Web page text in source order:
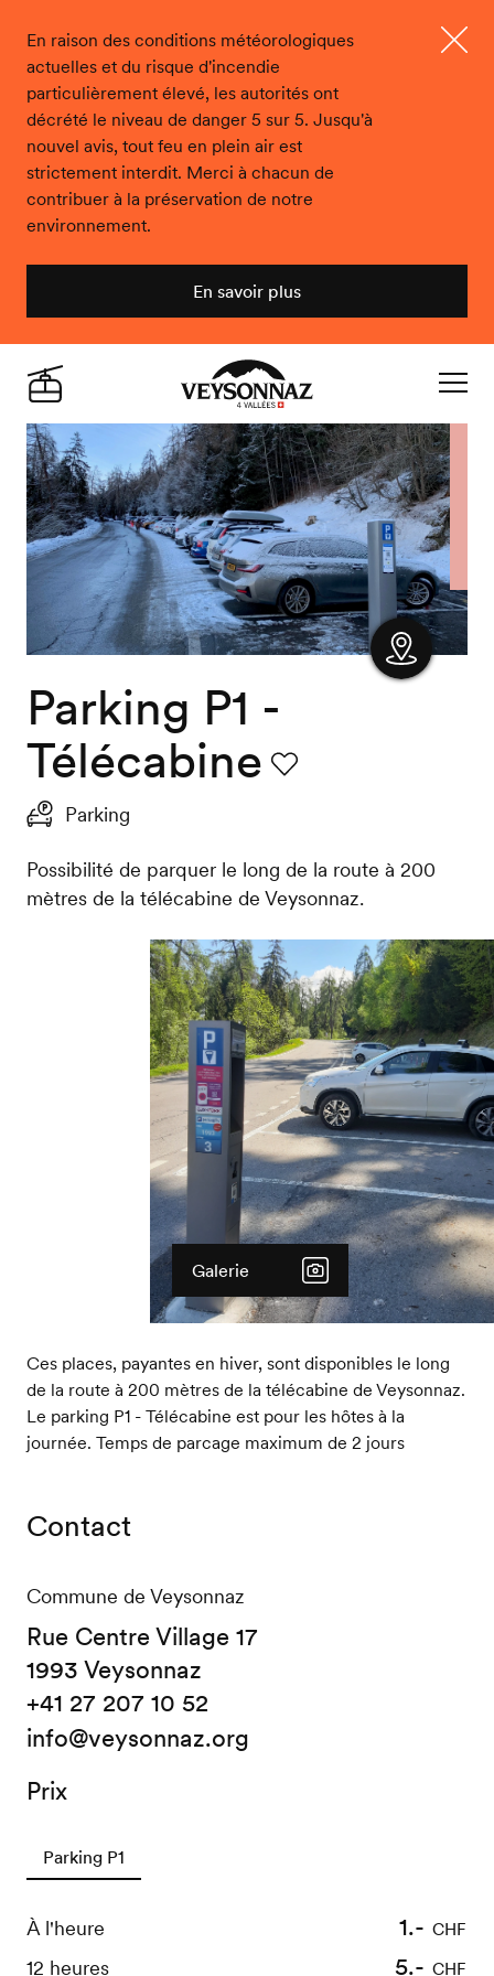
En raison des conditions météorologiques
actuelles et du risque d'incendie
particulièrement élevé, les autorités ont
décrété le niveau de danger 5 sur 5. Jusqu'à
nouvel avis, tout feu en plein air est
strictement interdit. Merci à chacun de
contribuer à la préservation de notre
environnement.
En savoir plus
Veysonnaz
Live
Parking P1 -
Télécabine
Parking
Possibilité de parquer le long de la route à 200
mètres de la télécabine de Veysonnaz.
Galerie
Ces places, payantes en hiver, sont disponibles le long
de la route à 200 mètres de la télécabine de Veysonnaz.
Le parking P1 - Télécabine est pour les hôtes à la
journée. Temps de parcage maximum de 2 jours
Contact
Commune de Veysonnaz
Rue Centre Village 17
1993 Veysonnaz
+41 27 207 10 52
info@veysonnaz.org
Prix
Parking P1
À l'heure 1.- CHF
12 heures 5.- CHF